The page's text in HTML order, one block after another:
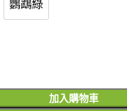
鸚鵡綠
鸚鵡綠
加入購物車